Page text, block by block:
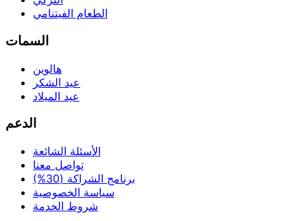
الطعام الفيتنامي
السمات
هالوين
عيد الشكر
عيد الميلاد
الدعم
الأسئلة الشائعة
تواصل معنا
برنامج الشراكة (30%)
سياسة الخصوصية
شروط الخدمة